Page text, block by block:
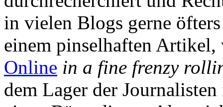
in vielen Blogs gerne
einem pinselhaften
Online in a fine frenzy
dem Lager der